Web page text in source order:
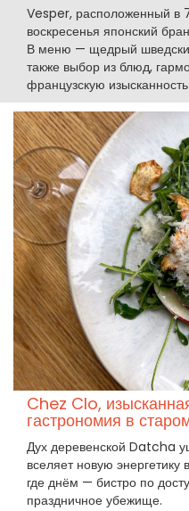
Vesper, расположенный в
воскресенья японский
В меню — щедрый
также выбор из блюд,
французскую
Chez Clo,
гастрономия в
Дух деревенской Datcha
вселяет новую
где днём — бистро по
праздничное убежище.